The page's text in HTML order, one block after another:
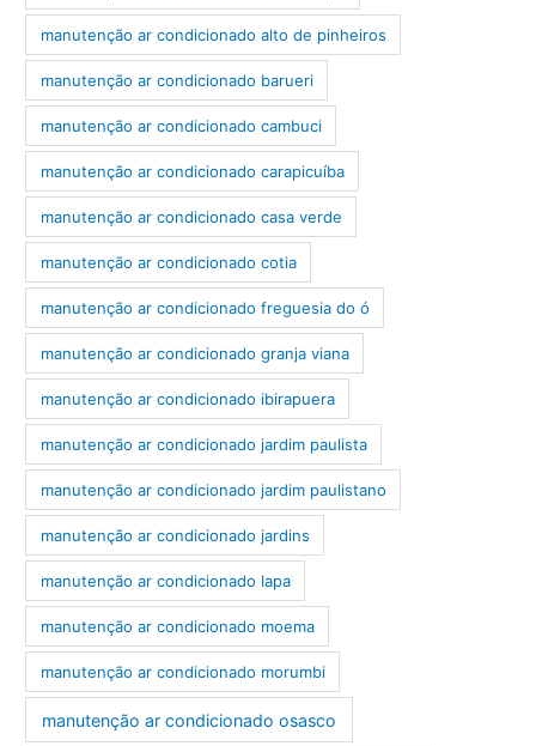
manutenção ar condicionado alto de pinheiros
manutenção ar condicionado barueri
manutenção ar condicionado cambuci
manutenção ar condicionado carapicuíba
manutenção ar condicionado casa verde
manutenção ar condicionado cotia
manutenção ar condicionado freguesia do ó
manutenção ar condicionado granja viana
manutenção ar condicionado ibirapuera
manutenção ar condicionado jardim paulista
manutenção ar condicionado jardim paulistano
manutenção ar condicionado jardins
manutenção ar condicionado lapa
manutenção ar condicionado moema
manutenção ar condicionado morumbi
manutenção ar condicionado osasco